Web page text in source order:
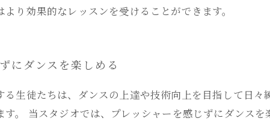
り効果的なレッスンを受けることができます。
にダンスを楽しめる
る生徒たちは、ダンスの上達や技術向上を目指して日
す。 当スタジオでは、プレッシャーを感じずにダンス